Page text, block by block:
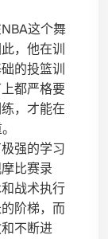
这个舞
，他在训
的投篮训
都严格要
，才能在
强的学习
比赛录
战术执行
阶梯，而
不断进